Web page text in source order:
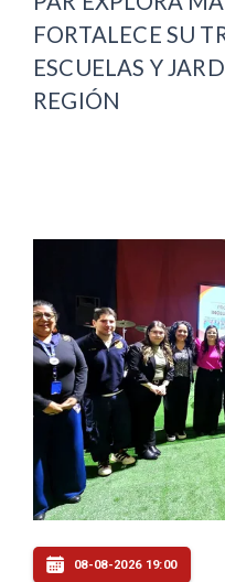
FORTALECE SU
ESCUELAS Y
REGIÓN
08-08-2026 19:00